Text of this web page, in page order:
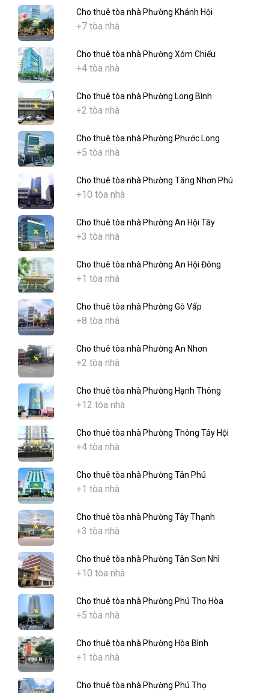
Cho thuê tòa nhà Phường Khánh Hội
+7 tòa nhà
Cho thuê tòa nhà Phường Xóm Chiếu
+4 tòa nhà
Cho thuê tòa nhà Phường Long Bình
+2 tòa nhà
Cho thuê tòa nhà Phường Phước Long
+5 tòa nhà
Cho thuê tòa nhà Phường Tăng Nhơn Phú
+10 tòa nhà
Cho thuê tòa nhà Phường An Hội Tây
+3 tòa nhà
Cho thuê tòa nhà Phường An Hội Đông
+1 tòa nhà
Cho thuê tòa nhà Phường Gò Vấp
+8 tòa nhà
Cho thuê tòa nhà Phường An Nhơn
+2 tòa nhà
Cho thuê tòa nhà Phường Hạnh Thông
+12 tòa nhà
Cho thuê tòa nhà Phường Thông Tây Hội
+4 tòa nhà
Cho thuê tòa nhà Phường Tân Phú
+1 tòa nhà
Cho thuê tòa nhà Phường Tây Thạnh
+3 tòa nhà
Cho thuê tòa nhà Phường Tân Sơn Nhì
+10 tòa nhà
Cho thuê tòa nhà Phường Phú Thọ Hòa
+5 tòa nhà
Cho thuê tòa nhà Phường Hòa Bình
+1 tòa nhà
Cho thuê tòa nhà Phường Phú Thọ